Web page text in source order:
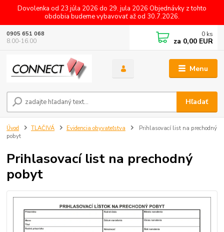
Dovolenka od 23 júla 2026 do 29. jula 2026 Objednávky z tohto
obdobia budeme vybavovať až od 30.7.2026.
Menu
Hľadať
0905 651 068
8.00-16.00
0 ks
za 0,00 EUR
Úvod TLAČIVÁ Evidencia obyvateľstva
Prihlasovací list na prechodný
pobyt
Prihlasovací list na prechodný
pobyt